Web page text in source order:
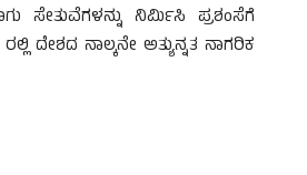
ಸೇತುವೆಗಳನ್ನು ನಿರ್ಮಿಸಿ ಪ್ರಶಂಸೆಗೆ
ದೇಶದ ನಾಲ್ಕನೇ ಅತ್ಯುನ್ನತ ನಾಗರಿಕ